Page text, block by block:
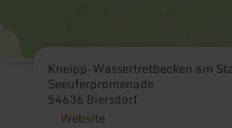
Kneipp-Wassertretbecken am
Seeuferpromenade
54636 Biersdorf
Website